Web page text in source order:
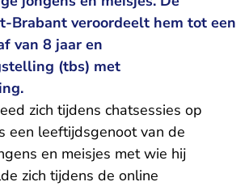
Brabant veroordeelt hem tot een
van 8 jaar en
(tbs) met
zich tijdens chatsessies op
een leeftijdsgenoot van de
en meisjes met wie hij
zich tijdens de online